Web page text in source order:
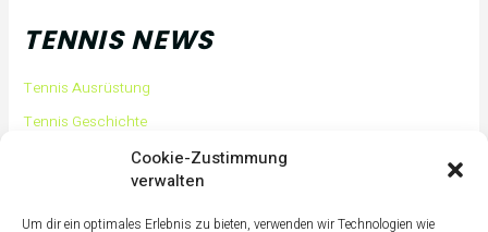
Cookie-Zustimmung
verwalten
Um dir ein optimales Erlebnis zu bieten, verwenden wir Technologien wie
TENNIS NEWS
Tennis Ausrüstung
Tennis Geschichte
Tennis Tipps und Tricks
Tennis Training für Anfänger